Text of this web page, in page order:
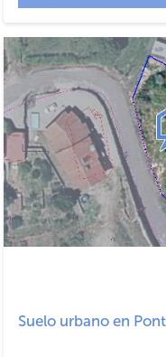
Suelo urbano en